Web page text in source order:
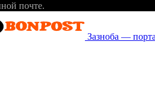
почте.
Зазноба —